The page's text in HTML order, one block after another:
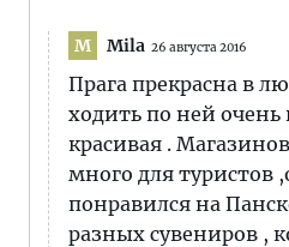
M Mila 26 августа 2016
Прага прекрасна в
ходить по ней
красивая .
много для туристов
понравился на
разных сувениров ,